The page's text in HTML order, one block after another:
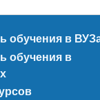
обучения в
обучения в